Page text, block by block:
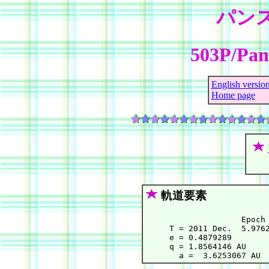
パン
503P/
English
Home page
軌道要素
Epoch
T = 2011 Dec.
e = 0.4879289
q = 1.8564146 AU